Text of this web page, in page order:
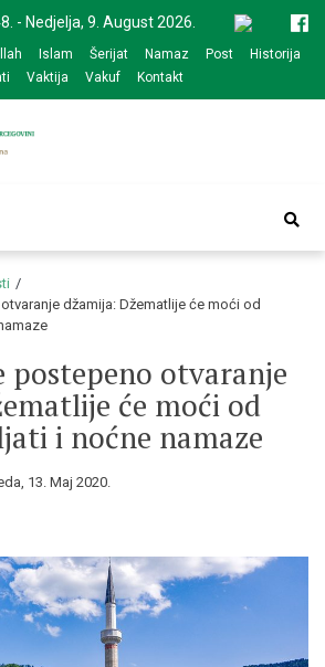
- Nedjelja, 9. August 2026.
Islam Šerijat Namaz Post
Historija
Vaktija Vakuf Kontakt
Bijeljina
džamija: Džematlije će moći od
postepeno otvaranje
će moći od
i noćne namaze
13. Maj 2020.